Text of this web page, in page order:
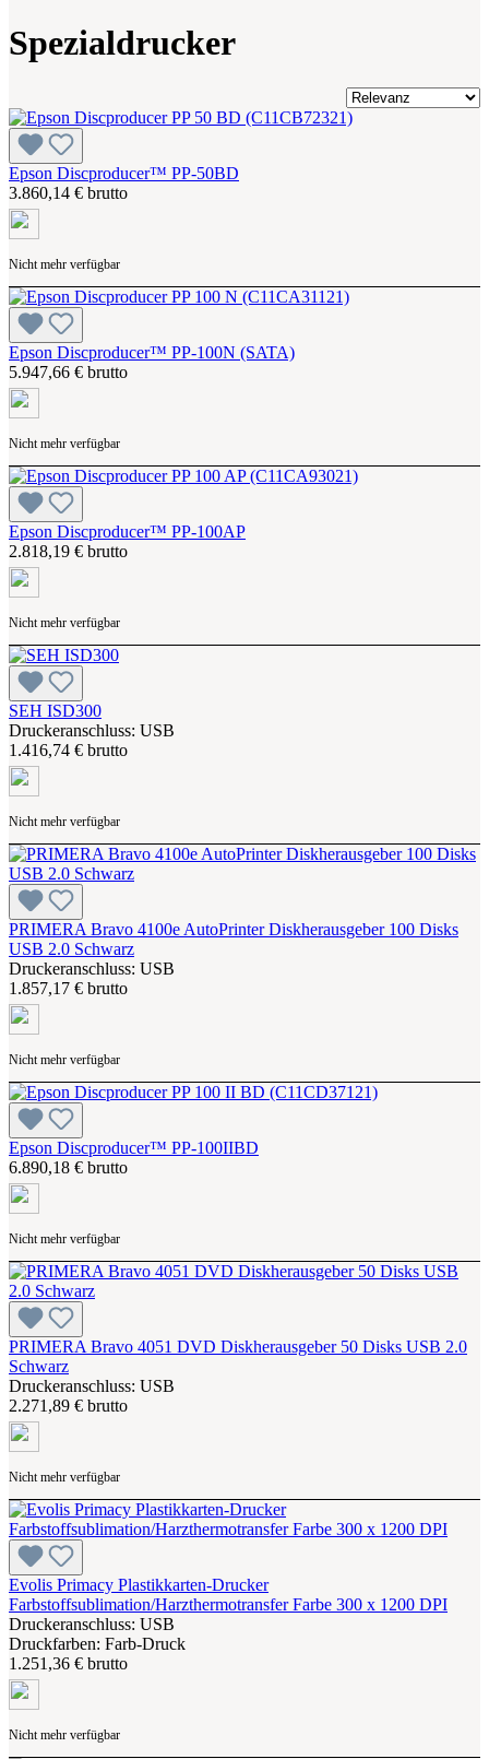
Spezialdrucker
Epson Discproducer™ PP-50BD
3.860,14 € brutto
Nicht mehr verfügbar
Epson Discproducer™ PP-100N (SATA)
5.947,66 € brutto
Nicht mehr verfügbar
Epson Discproducer™ PP-100AP
2.818,19 € brutto
Nicht mehr verfügbar
SEH ISD300
Druckeranschluss: USB
1.416,74 € brutto
Nicht mehr verfügbar
PRIMERA Bravo 4100e AutoPrinter Diskherausgeber 100 Disks
USB 2.0 Schwarz
Druckeranschluss: USB
1.857,17 € brutto
Nicht mehr verfügbar
Epson Discproducer™ PP-100IIBD
6.890,18 € brutto
Nicht mehr verfügbar
PRIMERA Bravo 4051 DVD Diskherausgeber 50 Disks USB 2.0
Schwarz
Druckeranschluss: USB
2.271,89 € brutto
Nicht mehr verfügbar
Evolis Primacy Plastikkarten-Drucker
Farbstoffsublimation/Harzthermotransfer Farbe 300 x 1200 DPI
Druckeranschluss: USB
Druckfarben: Farb-Druck
1.251,36 € brutto
Nicht mehr verfügbar